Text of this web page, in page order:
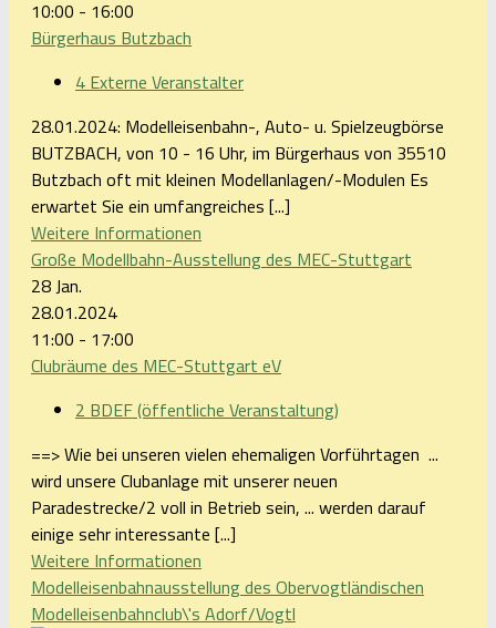
10:00 - 16:00
Bürgerhaus Butzbach
4 Externe Veranstalter
28.01.2024: Modelleisenbahn-, Auto- u. Spielzeugbörse
BUTZBACH, von 10 - 16 Uhr, im Bürgerhaus von 35510
Butzbach oft mit kleinen Modellanlagen/-Modulen Es
erwartet Sie ein umfangreiches [...]
Weitere Informationen
Große Modellbahn-Ausstellung des MEC-Stuttgart
28 Jan.
28.01.2024
11:00 - 17:00
Clubräume des MEC-Stuttgart eV
2 BDEF (öffentliche Veranstaltung)
==> Wie bei unseren vielen ehemaligen Vorführtagen ...
wird unsere Clubanlage mit unserer neuen
Paradestrecke/2 voll in Betrieb sein, ... werden darauf
einige sehr interessante [...]
Weitere Informationen
Modelleisenbahnausstellung des Obervogtländischen
Modelleisenbahnclub\'s Adorf/Vogtl